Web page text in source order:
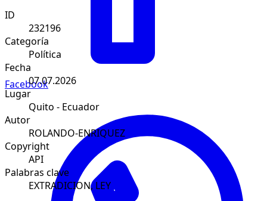
Facebook
ID
232196
Categoría
Política
Fecha
07.07.2026
Lugar
Quito - Ecuador
Autor
ROLANDO-ENRIQUEZ
Copyright
API
Palabras clave
EXTRADICION, LEY